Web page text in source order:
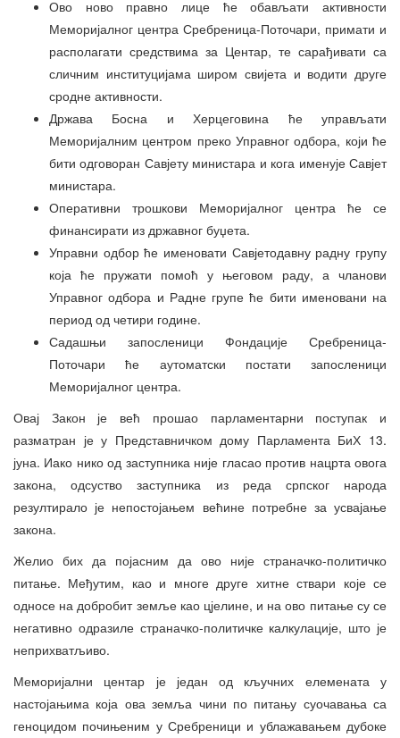
Ово ново правно лице ће обављати активности
Меморијалног центра Сребреница-Поточари, примати и
располагати средствима за Центар, те сарађивати са
сличним институцијама широм свијета и водити друге
сродне активности.
Држава Босна и Херцеговина ће управљати
Меморијалним центром преко Управног одбора, који ће
бити одговоран Савјету министара и кога именује Савјет
министара.
Оперативни трошкови Меморијалног центра ће се
финансирати из државног буџета.
Управни одбор ће именовати Савјетодавну радну групу
која ће пружати помоћ у његовом раду, а чланови
Управног одбора и Радне групе ће бити именовани на
период од четири године.
Садашњи запосленици Фондације Сребреница-
Поточари ће аутоматски постати запосленици
Меморијалног центра.
Овај Закон је већ прошао парламентарни поступак и
разматран је у Представничком дому Парламента БиХ 13.
јуна. Иако нико од заступника није гласао против нацрта овога
закона, одсуство заступника из реда српског народа
резултирало је непостојањем већине потребне за усвајање
закона.
Желио бих да појасним да ово није страначко-политичко
питање. Међутим, као и многе друге хитне ствари које се
односе на добробит земље као цјелине, и на ово питање су се
негативно одразиле страначко-политичке калкулације, што је
неприхватљиво.
Меморијални центар је један од кључних елемената у
настојањима која ова земља чини по питању суочавања са
геноцидом почињеним у Сребреници и ублажавањем дубоке